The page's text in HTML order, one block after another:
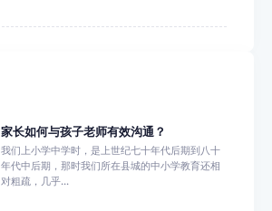
家长如何与孩子老师有效沟通？
我们上小学中学时，是上世纪七十年代后期到八十
年代中后期，那时我们所在县城的中小学教育还相
对粗疏，几乎...